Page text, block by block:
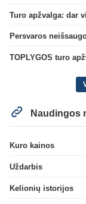
Turo apžvalga: dar
TOPLYGOS turo
Naudingos
Kuro kainos
Uždarbis
Kelionių istorijos